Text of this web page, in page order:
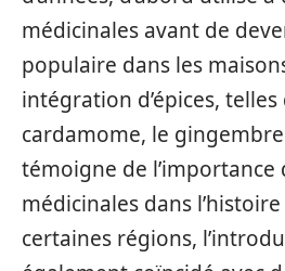
médicinales avant de
populaire dans les
intégration d’épices, telles
cardamome, le
témoigne de l’importance
médicinales dans
certaines régions,